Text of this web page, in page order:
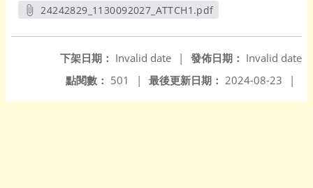
24242829_1130092027_ATTCH1.pdf
發佈日期： Invalid date
下架日期： Invalid date
|
最後更新日期： 2024-08-23 |
點閱數： 501 |